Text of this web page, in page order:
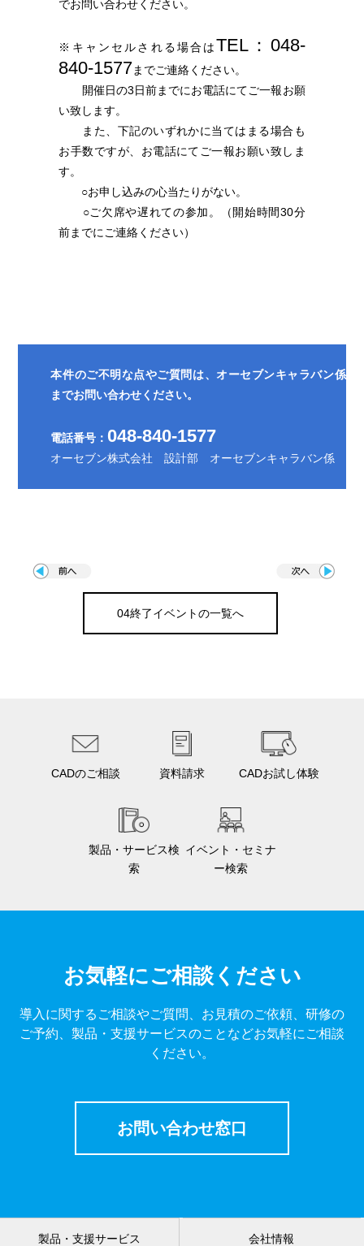
客様の個人情報を第三者に提供・開示いたしません。
当社は、お客様から同意いただいた利用目的を達成するため
に、当社より業務委託先に対してお客様の個人情報を開示す
る場合には、当社と同様の水準で個人情報の厳重な管理を徹
底するよう契約により義務付け、これを実施させるなど、適
切な監督を行います。
６．情報セキュリティの確保・向上
当社は、お客様の個人情報の漏洩・紛失・改ざんなどを防止
するため、継続して情報セキュリティの確保・向上に努めま
７．教育・啓発
とを確認させていただいた上で、合理的な期間及び範囲で対
応させていただきます。
当社は、個人情報保護に関連する法令、その他の規範を遵守
するとともに、社会環境の変化に応じて、個人情報保護の取
でお問い合わせください。
※キャンセルされる場合は TEL：048-
840-1577までご連絡ください。
開催日の3日前までにお電話にてご一報お願
い致します。
また、下記のいずれかに当てはまる場合も
お手数ですが、お電話にてご一報お願い致しま
す。
○お申し込みの心当たりがない。
○ご欠席や遅れての参加。（開始時間30分
前までにご連絡ください）
本件のご不明な点やご質問は、オーセブンキャラバン係
までお問い合わせください。
電話番号： 048-840-1577
オーセブン株式会社 設計部 オーセブンキャラバン係
04終了イベントの一覧へ
CADのご相談 資料請求 CADお試し体験
製品・サービス検
索
イベント・セミナ
ー検索
お気軽にご相談ください
導入に関するご相談やご質問、お見積のご依頼、研修の
ご予約、製品・支援サービスのことなどお気軽にご相談
ください。
お問い合わせ窓口
製品・支援サービス 会社情報